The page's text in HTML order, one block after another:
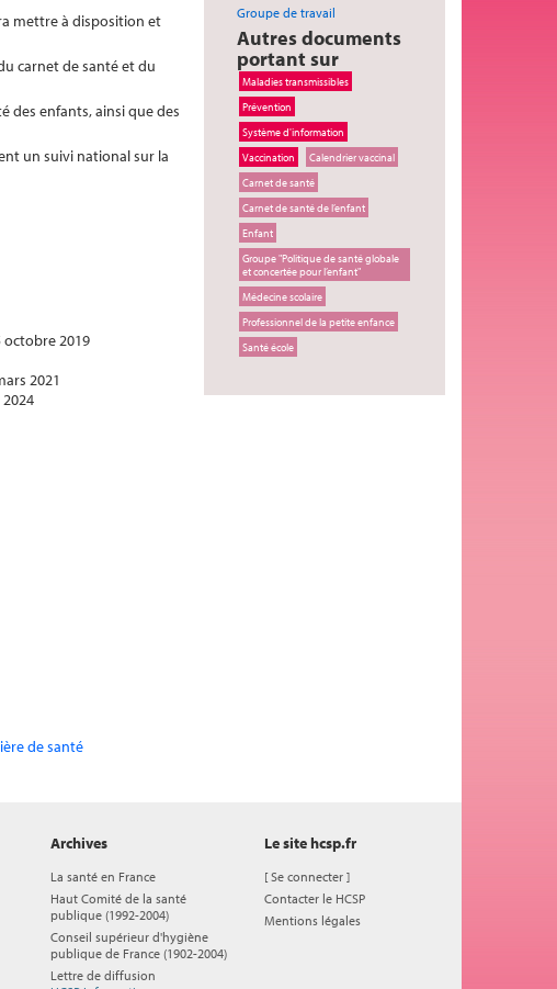
Groupe de travail
Autres documents
portant sur
Maladies transmissibles
Prévention
Système d'information
Vaccination
Calendrier vaccinal
Carnet de santé
Carnet de santé de l’enfant
Enfant
Groupe "Politique de santé globale
et concertée pour l’enfant"
Médecine scolaire
Professionnel de la petite enfance
Santé école
mettre à disposition et
carnet de santé et du
des enfants, ainsi que des
un suivi national sur la
octobre 2019
2021
de santé
Archives
La santé en France
Haut Comité de la santé
publique (1992-2004)
Conseil supérieur d'hygiène
publique de France (1902-2004)
Lettre de diffusion
Le site hcsp.fr
[Se connecter ]
Contacter le HCSP
Mentions légales